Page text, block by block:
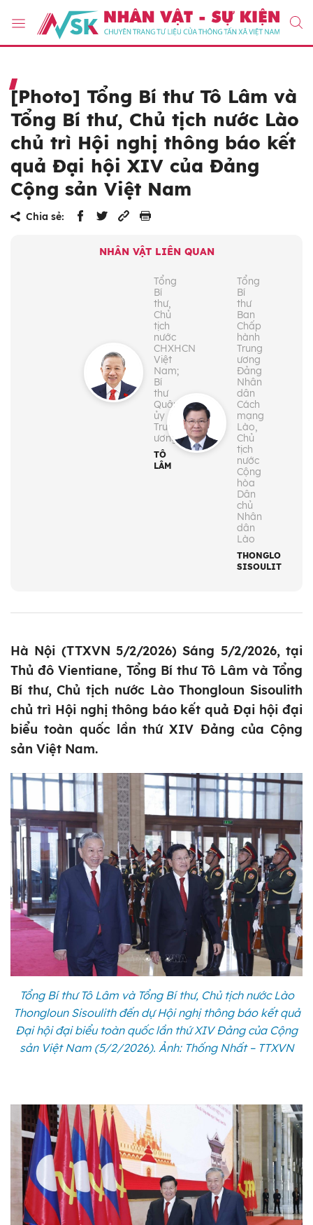
[Photo] Tổng Bí thư Tô Lâm và
Tổng Bí thư, Chủ tịch nước Lào
chủ trì Hội nghị thông báo kết
quả Đại hội XIV của Đảng
Cộng sản Việt Nam
Chia sẻ:
NHÂN VẬT LIÊN QUAN
Tổng
Bí
thư,
Chủ
tịch
nước
CHXHCN
Việt
Nam;
Bí
thư
Quân
ủy
Trung
ương
TÔ
LÂM
Tổng
Bí
thư
Ban
Chấp
hành
Trung
ương
Đảng
Nhân
dân
Cách
mạng
Lào,
Chủ
tịch
nước
Cộng
hòa
Dân
chủ
Nhân
dân
Lào
THONGLOUN
SISOULITH
Hà Nội (TTXVN 5/2/2026) Sáng 5/2/2026, tại
Thủ đô Vientiane, Tổng Bí thư Tô Lâm và Tổng
Bí thư, Chủ tịch nước Lào Thongloun Sisoulith
chủ trì Hội nghị thông báo kết quả Đại hội đại
biểu toàn quốc lần thứ XIV Đảng của Cộng
sản Việt Nam.
Tổng Bí thư Tô Lâm và Tổng Bí thư, Chủ tịch nước Lào
Thongloun Sisoulith đến dự Hội nghị thông báo kết quả
Đại hội đại biểu toàn quốc lần thứ XIV Đảng của Cộng
sản Việt Nam (5/2/2026). Ảnh: Thống Nhất – TTXVN